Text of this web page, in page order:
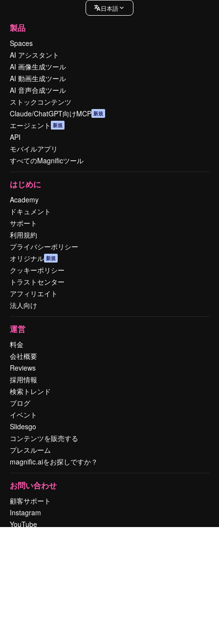
日本語
製品
Spaces
AI アシスタント
AI 画像生成ツール
AI 動画生成ツール
AI 音声合成ツール
ストックコンテンツ
Claude/ChatGPT向けMCP 新規
エージェント 新規
API
モバイルアプリ
すべてのMagnificツール
はじめに
Academy
ドキュメント
サポート
利用規約
プライバシーポリシー
オリジナル 新規
クッキーポリシー
トラストセンター
アフィリエイト
法人向け
運営
料金
会社概要
Reviews
採用情報
検索トレンド
ブログ
イベント
Slidesgo
コンテンツを販売する
プレスルーム
magnific.aiをお探しですか？
お問い合わせ
顧客サポート
Instagram
YouTube